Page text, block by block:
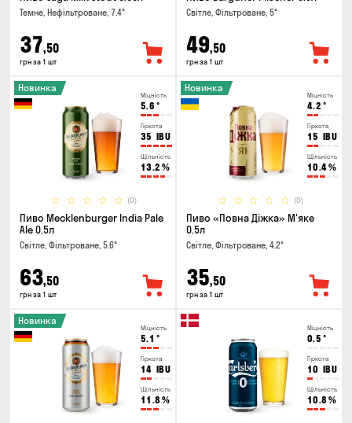
Темне, Нефільтроване, 7.4°
37,50
грн за 1 шт
Світле, Фільтроване, 5°
49,50
грн за 1 шт
Міцність
5.6 °
Гіркота
35 IBU
Щільність
13.2 %
(0)
Новинка
Пиво Mecklenburger India Pale
Ale 0.5л
Світле, Фільтроване, 5.6°
63,50
грн за 1 шт
Міцність
4.2 °
Гіркота
15 IBU
Щільність
10.4%
(0)
Новинка
Пиво «Повна Діжка» М'яке
0.5л
Світле, Фільтроване, 4.2°
35,50
грн за 1 шт
Міцність
5.1 °
Гіркота
14 IBU
Щільність
11.8 %
Новинка
Міцність
0.5 °
Гіркота
10 IBU
Щільність
10.8 %